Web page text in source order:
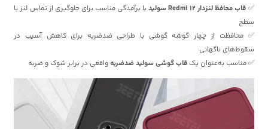
✅ قاب محافظ لنزدار Redmi 12 سولید
با برآمدگی مناسب برای جلوگیری از تماس لنز با
سطح
✅ محافظت از چهار گوشه گوشی با طراحی ضدضربه برای کاهش آسیب در
سقوط‌های ناگهانی
✅ مناسب به‌عنوان یکقاب گوشی سولید ضدضربهواقعی در برابر شوک و ضربه